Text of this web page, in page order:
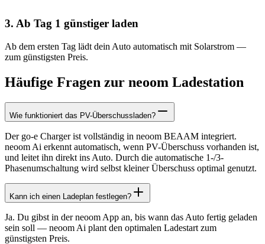
3. Ab Tag 1 günstiger laden
Ab dem ersten Tag lädt dein Auto automatisch mit Solarstrom —
zum günstigsten Preis.
Häufige Fragen zur neoom Ladestation
Wie funktioniert das PV-Überschussladen?
Der go-e Charger ist vollständig in neoom BEAAM integriert.
neoom Ai erkennt automatisch, wenn PV-Überschuss vorhanden ist,
und leitet ihn direkt ins Auto. Durch die automatische 1-/3-
Phasenumschaltung wird selbst kleiner Überschuss optimal genutzt.
Kann ich einen Ladeplan festlegen?
Ja. Du gibst in der neoom App an, bis wann das Auto fertig geladen
sein soll — neoom Ai plant den optimalen Ladestart zum
günstigsten Preis.